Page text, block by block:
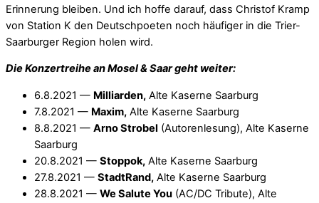
Erinnerung bleiben. Und ich hoffe darauf, dass Christof Kramp
von Station K den Deutschpoeten noch häufiger in die Trier-
Saarburger Region holen wird.
Die Konzertreihe an Mosel & Saar geht weiter:
6.8.2021 — Milliarden, Alte Kaserne Saarburg
7.8.2021 — Maxim, Alte Kaserne Saarburg
8.8.2021 — Arno Strobel (Autorenlesung), Alte Kaserne
Saarburg
20.8.2021 — Stoppok, Alte Kaserne Saarburg
27.8.2021 — StadtRand, Alte Kaserne Saarburg
28.8.2021 — We Salute You (AC/DC Tribute), Alte